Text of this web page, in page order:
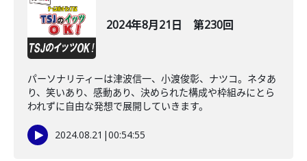
2024年8月21日 第230回
パーソナリティーは津波信一、小渡俊彰、ナツコ。ネタあ
り、笑いあり、感動あり、決められた構成や枠組みにとら
われずに自由な発想で展開していきます。
2024.08.21 |00:54:55